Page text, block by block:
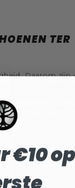
TER
Daarom zijn
in de markt
bieden ze
Vandaag
bekendstaat
wereld.
€10 op